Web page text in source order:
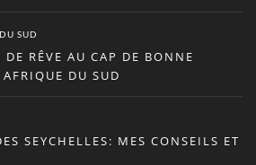
SUD
DE RÊVE AU CAP DE BONNE
AFRIQUE DU SUD
SEYCHELLES: MES CONSEILS ET